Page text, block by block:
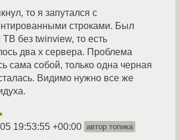
то я запутался с
строками. Был
ТВ без twinview, то есть
два х сервера. Проблема
сама собой, только одна черная
Видимо нужно все же
19:53:55 +00:00 автор топика